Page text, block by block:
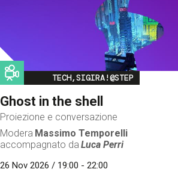
Image
TECH,SIGIRA!@STEP
Ghost in the shell
Proiezione e conversazione
Modera Massimo Temporelli
accompagnato da Luca Perri
26 Nov 2026 / 19:00 - 22:00